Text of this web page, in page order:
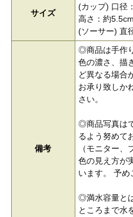
サイズ
(カップ) 口径
高さ：約5.5cm
(ソーサー) 直
備考
◎商品は手作
色の濃さ、描
ど異なる場合
お承り致しか
さい。
◎商品写真は
るよう努めて
（モニター、
色の見え方が
います。 予め
◎満水容量と
ところまで水